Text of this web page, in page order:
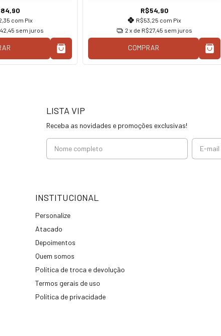
com Pix
sem juros
R$54,90
R$53,25 com Pix
2 x de R$27,45 sem juros
COMPRAR
LISTA VIP
Receba as novidades e promoções exclusivas!
INSTITUCIONAL
Personalize
Atacado
Depoimentos
Quem somos
Política de troca e devolução
Termos gerais de uso
Política de privacidade